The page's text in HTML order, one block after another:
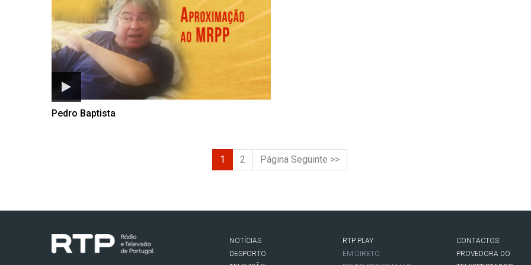
Pedro Baptista
1 2 Página Seguinte >>
NOTÍCIAS
DESPORTO
RTP PLAY
EM DIRETO
CONTACTOS
PROVEDORA DO